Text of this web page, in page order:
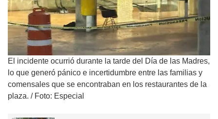
El incidente ocurrió durante la tarde del Día de las Madres,
lo que generó pánico e incertidumbre entre las familias y
comensales que se encontraban en los restaurantes de la
plaza. / Foto: Especial